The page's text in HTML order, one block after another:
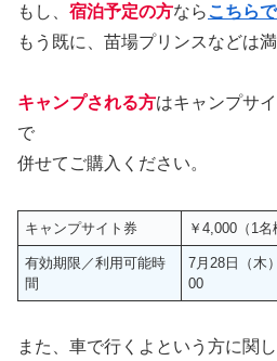
もし、 宿泊予定の方なら こちら
もう既に、苗場プリンスなどは
キャンプされる方はキャンプサ
で
併せてご購入ください。
キャンプサイト券 ￥4,000（1名
有効期限／利用可能時
間
7月28日（木
00
また、車で行くよという方に関